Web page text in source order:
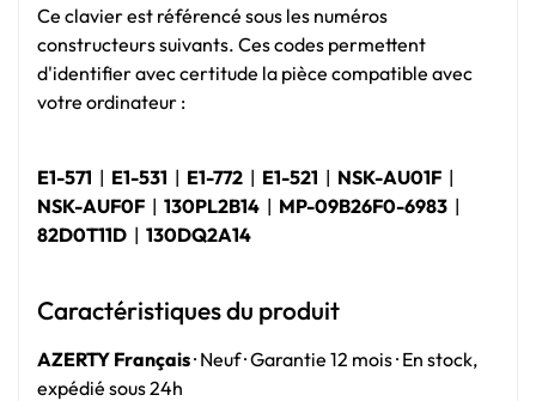
Ce clavier est référencé sous les numéros
constructeurs suivants. Ces codes permettent
d'identifier avec certitude la pièce compatible avec
votre ordinateur :
E1-571 | E1-531 | E1-772 | E1-521 | NSK-AU01F |
NSK-AUF0F | 130PL2B14 | MP-09B26F0-6983 |
82D0T11D | 130DQ2A14
Caractéristiques du produit
AZERTY Français· Neuf · Garantie 12 mois · En stock,
expédié sous 24h